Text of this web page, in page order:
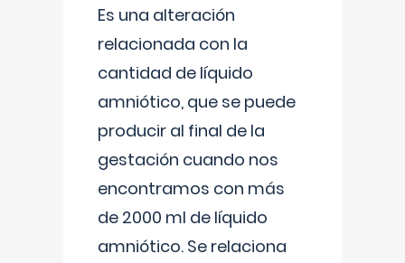
Es una alteración
relacionada con la
cantidad de líquido
amniótico, que se puede
producir al final de la
gestación cuando nos
encontramos con más
de 2000 ml de líquido
amniótico. Se relaciona